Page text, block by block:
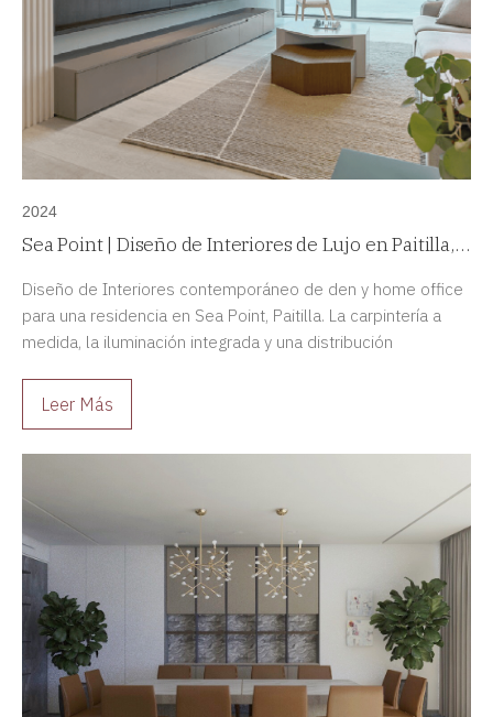
2024
Sea Point | Diseño de Interiores de Lujo en Paitilla,
Diseño de Interiores contemporáneo de den y home office
para una residencia en Sea Point, Paitilla. La carpintería a
medida, la iluminación integrada y una distribución
altamente funcional.
Leer Más